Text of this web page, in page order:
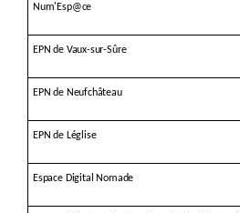
Num'Esp@ce
EPN de Vaux-sur-Sûre
EPN de Neufchâteau
EPN de Léglise
Espace Digital Nomade